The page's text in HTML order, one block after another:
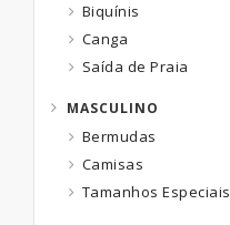
Biquínis
Canga
Saída de Praia
MASCULINO
Bermudas
Camisas
Tamanhos Especiais